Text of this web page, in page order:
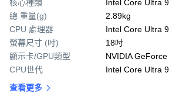
核心種類
Intel Core Ultra
總 重量(g)
2.89kg
CPU 處理器
Intel Core Ultra
螢幕尺寸 (吋)
18吋
顯示卡/GPU類型
NVIDIA
CPU世代
Intel Core Ultra 9
查看更多